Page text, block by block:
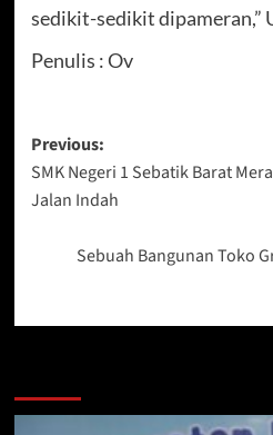
sedikit-sedikit dipameran,”
Penulis : Ov
Post
navigation
Previous:
SMK Negeri 1 Sebatik Barat
Jalan Indah
Sebuah Bangunan Toko